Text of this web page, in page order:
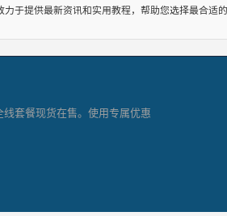
力于提供最新资讯和实用教程，帮助您选择最合适的
套餐现货在售。使用专属优惠